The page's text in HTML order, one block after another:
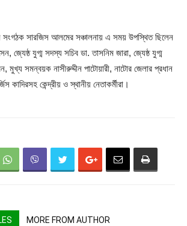
সংগঠক সারজিস আলমের সঞ্চালনায় এ সময় উপস্থিত ছিলেন
জ্যেষ্ঠ যুগ্ম সদস্য সচিব ডা. তাসনিম জারা, জ্যেষ্ঠ যুগ্ম
মুখ্য সমন্বয়ক নাসীরুদ্দীন পাটোয়ারী, নাটোর জেলার প্রধান
কাদিরসহ কেন্দ্রীয় ও স্থানীয় নেতাকর্মীরা।
MORE FROM AUTHOR